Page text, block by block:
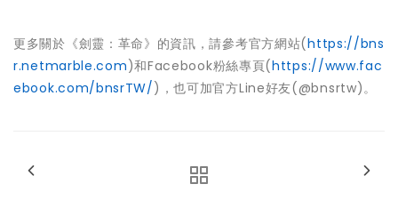
更多關於《劍靈：革命》的資訊，請參考官方網站(https://bns
r.netmarble.com)和Facebook粉絲專頁(https://www.fac
ebook.com/bnsrTW/)，也可加官方Line好友(@bnsrtw)。